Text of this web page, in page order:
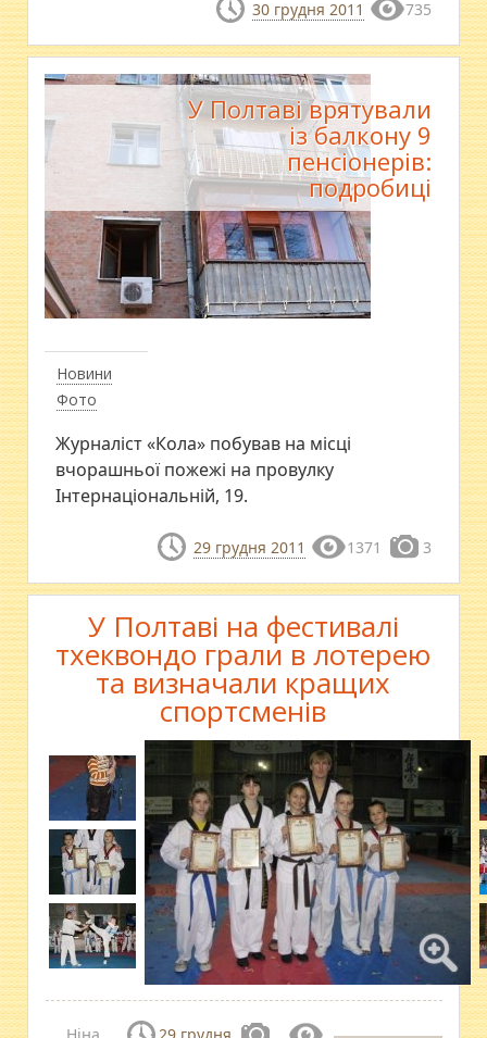
30 грудня 2011 735
Новини
Фото
У Полтаві врятували
із балкону 9
пенсіонерів:
подробиці
Журналіст «Кола» побував на місці
вчорашньої пожежі на провулку
Інтернаціональній, 19.
29 грудня 2011 1371 3
У Полтаві на фестивалі
тхеквондо грали в лотерею
та визначали кращих
спортсменів